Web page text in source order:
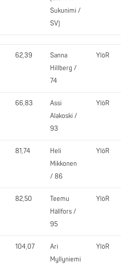
Sukunimi /
SV)
62,39
Sanna
Hillberg /
74
YlöR
66,83
Assi
Alakoski /
93
YlöR
81,74
Heli
Mikkonen
/ 86
YlöR
82,50
Teemu
Hällfors /
95
YlöR
104,07
Ari
Myllyniemi
YlöR